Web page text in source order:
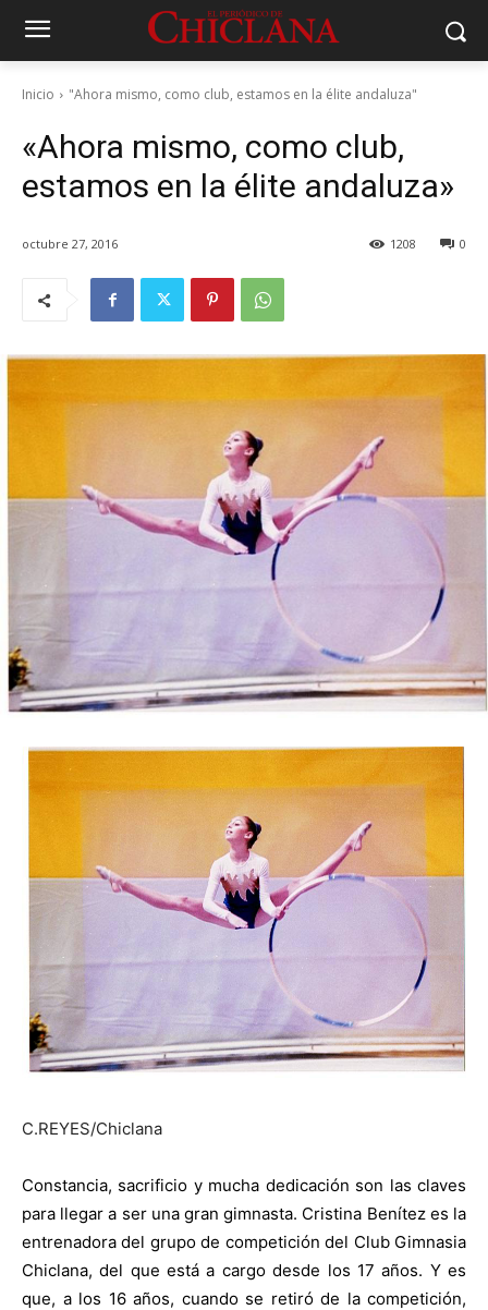
Inicio "Ahora mismo, como club, estamos en la élite andaluza"
«Ahora mismo, como club,
estamos en la élite andaluza»
octubre 27, 2016 0
1208
C.REYES/Chiclana
Constancia, sacrificio y mucha dedicación son las claves
para llegar a ser una gran gimnasta. Cristina Benítez es la
entrenadora del grupo de competición del Club Gimnasia
Chiclana, del que está a cargo desde los 17 años. Y es
que, a los 16 años, cuando se retiró de la competición,